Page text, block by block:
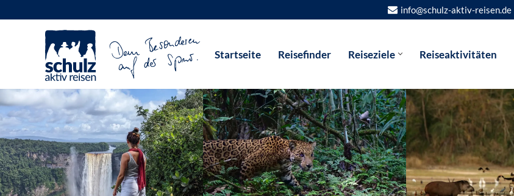
springen
info@schulz-aktiv-reisen.de
Startseite Reisefinder Reiseziele Reiseaktivitäten